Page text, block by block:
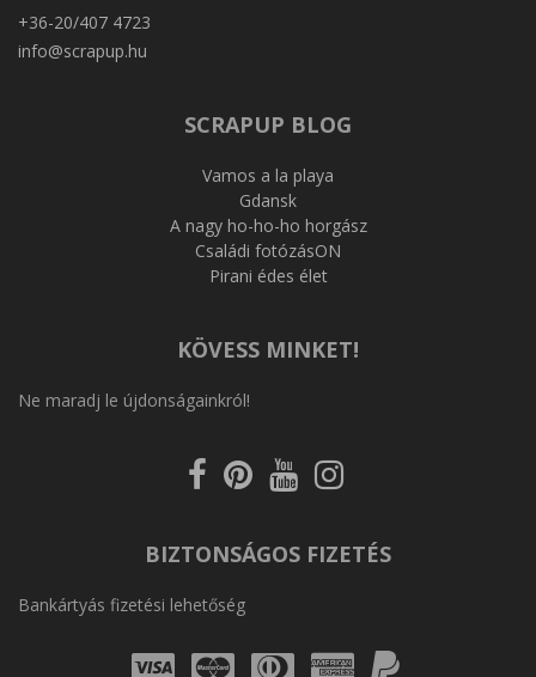
+36-20/407 4723
info@scrapup.hu
SCRAPUP BLOG
Vamos a la playa
Gdansk
A nagy ho-ho-ho horgász
Családi fotózásON
Pirani édes élet
KÖVESS MINKET!
Ne maradj le újdonságainkról!
KövessKövess Kövess
a
Kövess
az
BIZTONSÁGOS FIZETÉS
Bankártyás fizetési lehetőség
Visa Mastercard
Diners AmexPayPal